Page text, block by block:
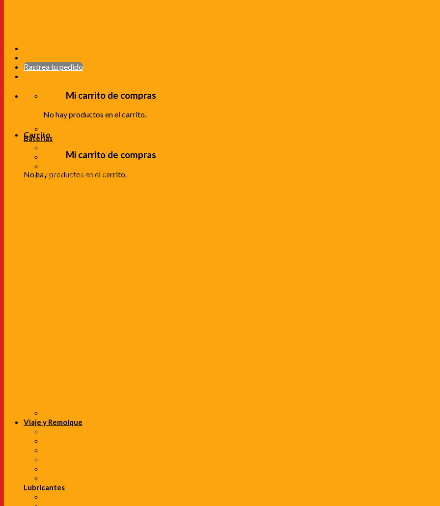
Rastrea tu pedido
No hay productos en el carrito.
Carrito
No hay productos en el carrito.
Baterías
Baterias para Carro
Baterias a domicilio
Viaje y Remolque
Lubricantes